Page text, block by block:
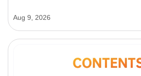
Aug 9, 2026